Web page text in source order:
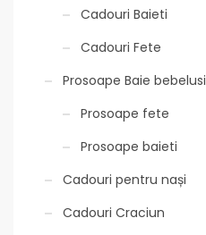
Cadouri Baieti
Cadouri Fete
Prosoape Baie bebelusi
Prosoape fete
Prosoape baieti
Cadouri pentru nași
Cadouri Craciun